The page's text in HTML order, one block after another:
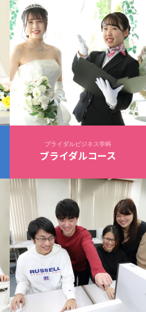
ブライダルビジネス学科
ブライダルコース